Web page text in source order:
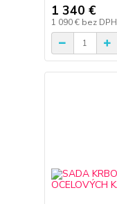
1 340 €
1 090 € bez DPH